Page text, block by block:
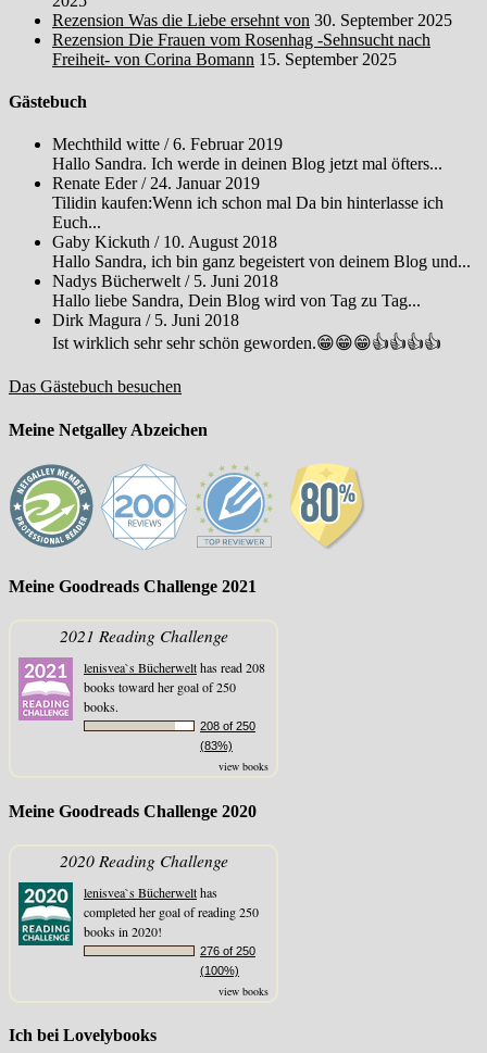
Rezension Was die Liebe ersehnt von 30. September 2025
Rezension Die Frauen vom Rosenhag -Sehnsucht nach
Freiheit- von Corina Bomann 15. September 2025
Gästebuch
Mechthild witte /6. Februar 2019
Hallo Sandra. Ich werde in deinen Blog jetzt mal öfters...
Renate Eder/ 24. Januar 2019
Tilidin kaufen:Wenn ich schon mal Da bin hinterlasse ich
Euch...
Gaby Kickuth / 10. August 2018
Hallo Sandra, ich bin ganz begeistert von deinem Blog und...
Nadys Bücherwelt / 5. Juni 2018
Hallo liebe Sandra, Dein Blog wird von Tag zu Tag...
Dirk Magura / 5. Juni 2018
Ist wirklich sehr sehr schön geworden.😁😁😁👍👍👍👍
Das Gästebuch besuchen
Meine Netgalley Abzeichen
Meine Goodreads Challenge 2021
2021 Reading Challenge
lenisvea`s Bücherwelthas read 208
books toward her goal of 250
books.
208 of 250
(83%)
view books
Meine Goodreads Challenge 2020
2020 Reading Challenge
lenisvea`s Bücherwelthas
completed her goal of reading 250
books in 2020!
276 of 250
(100%)
view books
Ich bei Lovelybooks